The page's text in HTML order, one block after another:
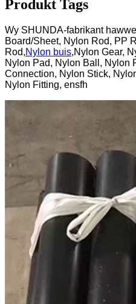
Produkt Tags
Wy SHUNDA-fabrikant
Board/Sheet, Nylon Rod, PP
Rod,Nylon buis,Nylon Gear,
Nylon Pad, Nylon Ball, Nylon
Connection, Nylon Stick,
Nylon Fitting, ensfh